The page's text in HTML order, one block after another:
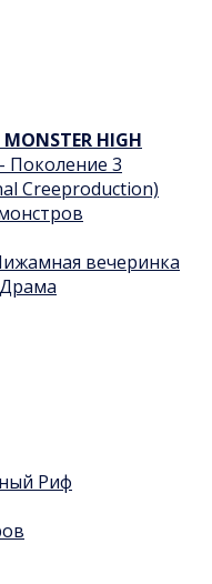
HIGH
Поколение 3
Creeproduction)
вечеринка
Риф